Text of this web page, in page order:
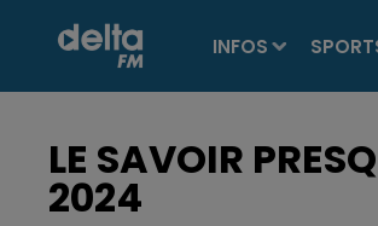
INFOS
LE SAVOIR
2024